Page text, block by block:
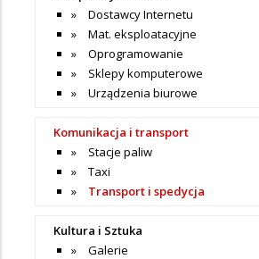
Dostawcy Internetu
Mat. eksploatacyjne
Oprogramowanie
Sklepy komputerowe
Urządzenia biurowe
Komunikacja i transport
Stacje paliw
Taxi
Transport i spedycja
Kultura i Sztuka
Galerie